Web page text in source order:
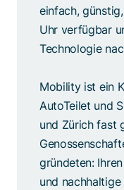
einfach,
Uhr verfügbar
Technologie
Mobility ist ein
AutoTeilet und
und Zürich fast
gründeten:
und